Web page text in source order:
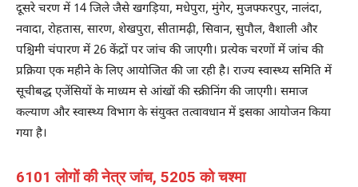
दूसरे चरण में 14 जिले जैसे खगड़िया, मधेपुरा, मुंगेर, मुजफ्फरपुर, नालंदा,
नवादा, रोहतास, सारण, शेखपुरा, सीतामढ़ी, सिवान, सुपौल, वैशाली और
पश्चिमी चंपारण में 26 केंद्रों पर जांच की जाएगी। प्रत्येक चरणों में जांच की
प्रक्रिया एक महीने के लिए आयोजित की जा रही है। राज्य स्वास्थ्य समिति में
सूचीबद्ध एजेंसियों के माध्यम से आंखों की स्क्रीनिंग की जाएगी। समाज
कल्याण और स्वास्थ्य विभाग के संयुक्त तत्वावधान में इसका आयोजन किया
गया है।
6101 लोगों की नेत्र जांच, 5205 को चश्मा